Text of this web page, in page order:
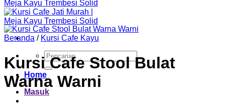
Pencarian
untuk:
Home
Masuk
Beranda / Kursi Cafe Kayu
Kursi Cafe Stool Bulat
Warna Warni